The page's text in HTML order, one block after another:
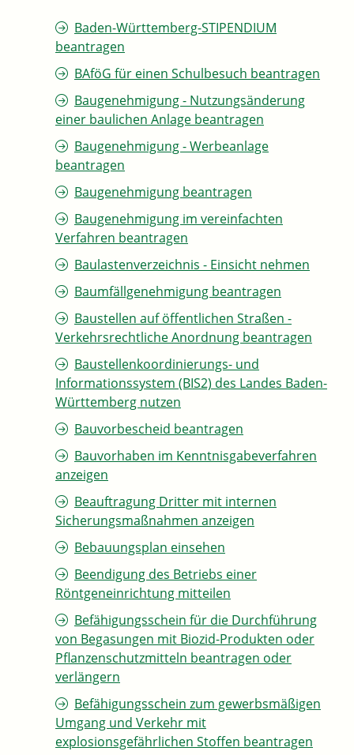
Baden-Württemberg-STIPENDIUM
beantragen
BAföG für einen Schulbesuch beantragen
Baugenehmigung - Nutzungsänderung
einer baulichen Anlage beantragen
Baugenehmigung - Werbeanlage
beantragen
Baugenehmigung beantragen
Baugenehmigung im vereinfachten
Verfahren beantragen
Baulastenverzeichnis - Einsicht nehmen
Baumfällgenehmigung beantragen
Baustellen auf öffentlichen Straßen -
Verkehrsrechtliche Anordnung beantragen
Baustellenkoordinierungs- und
Informationssystem (BIS2) des Landes Baden-
Württemberg nutzen
Bauvorbescheid beantragen
Bauvorhaben im Kenntnisgabeverfahren
anzeigen
Beauftragung Dritter mit internen
Sicherungsmaßnahmen anzeigen
Bebauungsplan einsehen
Beendigung des Betriebs einer
Röntgeneinrichtung mitteilen
Befähigungsschein für die Durchführung
von Begasungen mit Biozid-Produkten oder
Pflanzenschutzmitteln beantragen oder
verlängern
Befähigungsschein zum gewerbsmäßigen
Umgang und Verkehr mit
explosionsgefährlichen Stoffen beantragen